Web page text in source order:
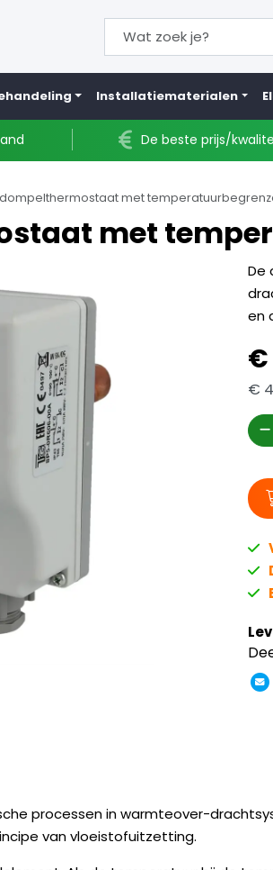
Installatiematerialen
De beste prijs/
met
met
De
en
€
€
processen in warmteover-
van vloeistofuitzetting.